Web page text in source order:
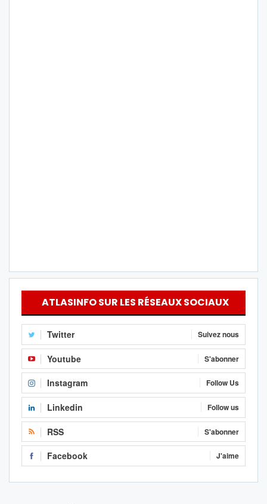
ATLASINFO SUR LES RÉSEAUX SOCIAUX
Twitter Suivez nous
Youtube S'abonner
Instagram Follow Us
Linkedin Follow us
RSS S'abonner
Facebook J'aime